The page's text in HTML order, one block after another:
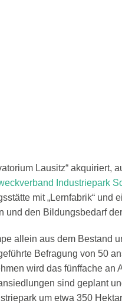
Lausitz“ akquiriert,
Industriepark
mit „Lernfabrik“ und
den Bildungsbedarf
allein aus dem Bestand
Befragung von 50
wird das fünffache an
sind geplant
um etwa 350